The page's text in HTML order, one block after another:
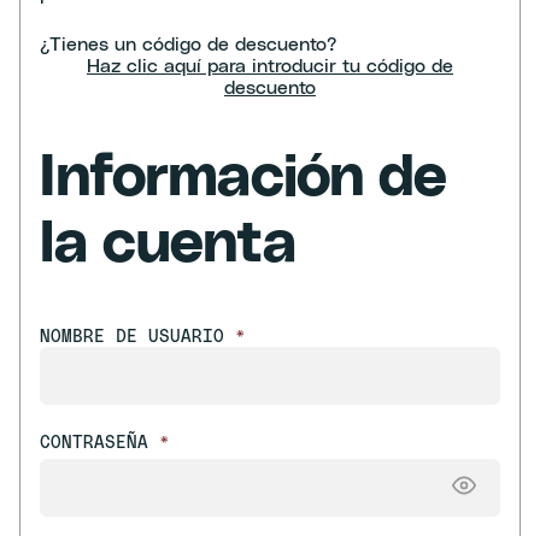
¿Tienes un código de descuento?
Haz clic aquí para introducir tu código de
descuento
Información de
la cuenta
NOMBRE DE USUARIO *
CONTRASEÑA *